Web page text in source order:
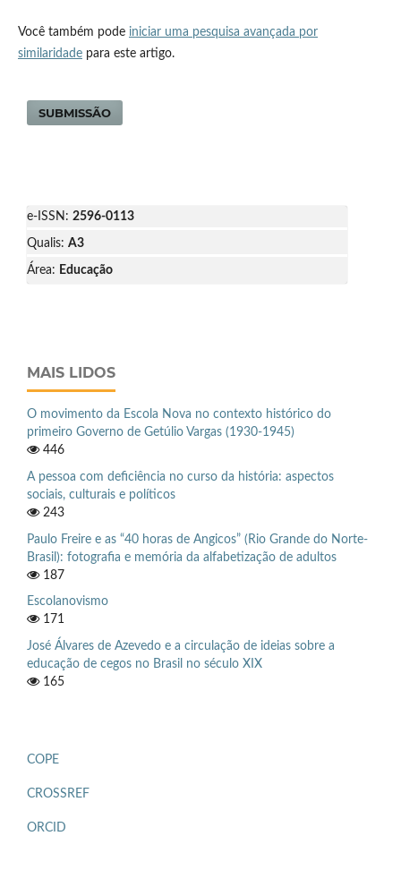
Você também pode iniciar uma pesquisa avançada por
similaridadepara este artigo.
SUBMISSÃO
e-ISSN: 2596-0113
Qualis: A3
Área: Educação
MAIS LIDOS
O movimento da Escola Nova no contexto histórico do
primeiro Governo de Getúlio Vargas (1930-1945)
446
A pessoa com deficiência no curso da história: aspectos
sociais, culturais e políticos
243
Paulo Freire e as “40 horas de Angicos” (Rio Grande do Norte-
Brasil): fotografia e memória da alfabetização de adultos
187
Escolanovismo
171
José Álvares de Azevedo e a circulação de ideias sobre a
educação de cegos no Brasil no século XIX
165
COPE
CROSSREF
ORCID